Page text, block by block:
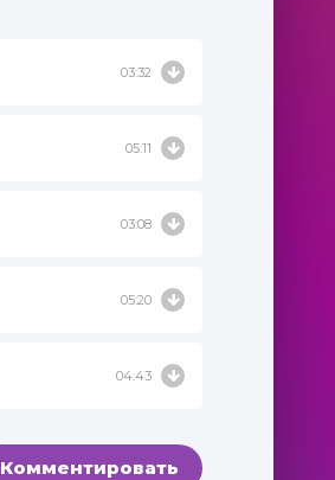
03:32
05:11
03:08
05:20
04:43
Комментировать